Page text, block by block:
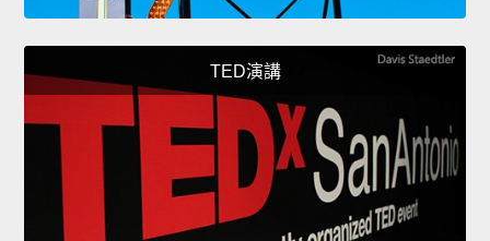
TED演講